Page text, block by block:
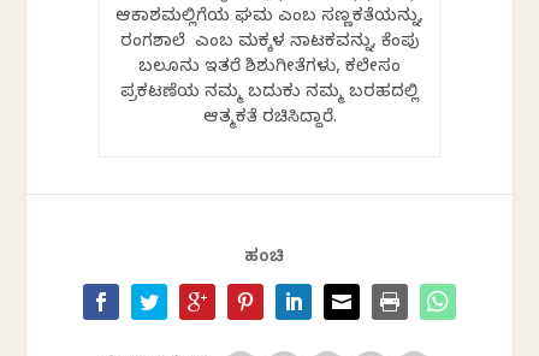
ಆಕಾಶಮಲ್ಲಿಗೆಯ ಘಮ ಎಂಬ ಸಣ್ಣಕತೆಯನ್ನು,
ರಂಗಶಾಲೆ ಎಂಬ ಮಕ್ಕಳ ನಾಟಕವನ್ನು, ಕೆಂಪು
ಬಲೂನು ಇತರೆ ಶಿಶುಗೀತೆಗಳು, ಕಲೇಸಂ
ಪ್ರಕಟಣೆಯ ನಮ್ಮ ಬದುಕು ನಮ್ಮ ಬರಹದಲ್ಲಿ
ಆತ್ಮಕತೆ ರಚಿಸಿದ್ದಾರೆ.
ಹಂಚಿ